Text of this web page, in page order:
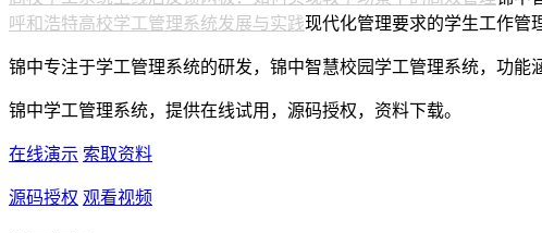
呼和浩特高校学工管理系统发展与实践现代化管理要求的学生工作管
锦中专注于学工管理系统的研发，锦中智慧校园学工管理系统，功
锦中学工管理系统，提供在线试用，源码授权，资料下载。
在线演示 索取资料
源码授权 观看视频